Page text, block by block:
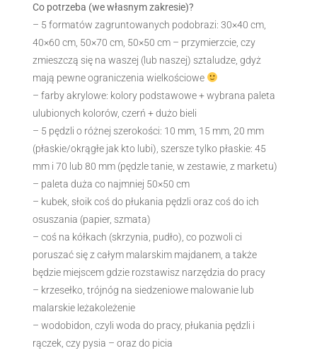
Co potrzeba (we własnym zakresie)?
– 5 formatów zagruntowanych podobrazi: 30×40 cm,
40×60 cm, 50×70 cm, 50×50 cm – przymierzcie, czy
zmieszczą się na waszej (lub naszej) sztaludze, gdyż
mają pewne ograniczenia wielkościowe
– farby akrylowe: kolory podstawowe + wybrana paleta
ulubionych kolorów, czerń + dużo bieli
– 5 pędzli o różnej szerokości: 10 mm, 15 mm, 20 mm
(płaskie/okrągłe jak kto lubi), szersze tylko płaskie: 45
mm i 70 lub 80 mm (pędzle tanie, w zestawie, z marketu)
– paleta duża co najmniej 50×50 cm
– kubek, słoik coś do płukania pędzli oraz coś do ich
osuszania (papier, szmata)
– coś na kółkach (skrzynia, pudło), co pozwoli ci
poruszać się z całym malarskim majdanem, a także
będzie miejscem gdzie rozstawisz narzędzia do pracy
– krzesełko, trójnóg na siedzeniowe malowanie lub
malarskie leżakoleżenie
– wodobidon, czyli woda do pracy, płukania pędzli i
rączek, czy pysia – oraz do picia